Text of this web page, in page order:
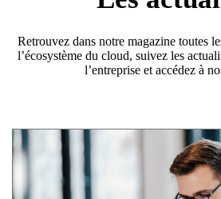
Retrouvez dans notre magazine toutes
l’écosystème du cloud, suivez les
l’entreprise et accédez à